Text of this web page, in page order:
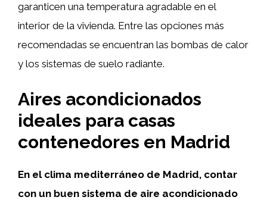
garanticen una temperatura agradable en el
interior de la vivienda. Entre las opciones más
recomendadas se encuentran las bombas de calor
y los sistemas de suelo radiante.
Aires acondicionados
ideales para casas
contenedores en Madrid
En el clima mediterráneo de Madrid, contar
con un buen sistema de aire acondicionado